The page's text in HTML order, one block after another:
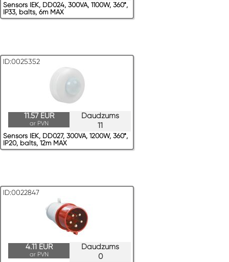
Sensors IEK, DD024, 300VA, 1100W, 360*,
IP33, balts, 6m MAX
ID:0025352
Daudzums
11
11.57 EUR
ar PVN
Sensors IEK, DD027, 300VA, 1200W, 360*,
IP20, balts, 12m MAX
ID:0022847
Daudzums
0
4.11 EUR
ar PVN